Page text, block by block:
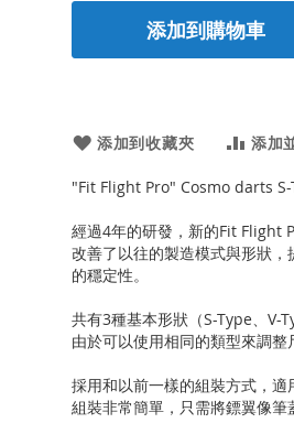
添加到購物車
添加到收藏夾 添加
"Fit Flight Pro" Cosmo darts
經過4年的研發，新的Fit Flight
改善了以往的製造模式與形狀
的穩定性。
共有3種基本形狀（S-Type、V-
由於可以使用相同的類型來調整
採用和以前一樣的組裝方式，適
組裝非常簡單，只需將鏢翼像筆